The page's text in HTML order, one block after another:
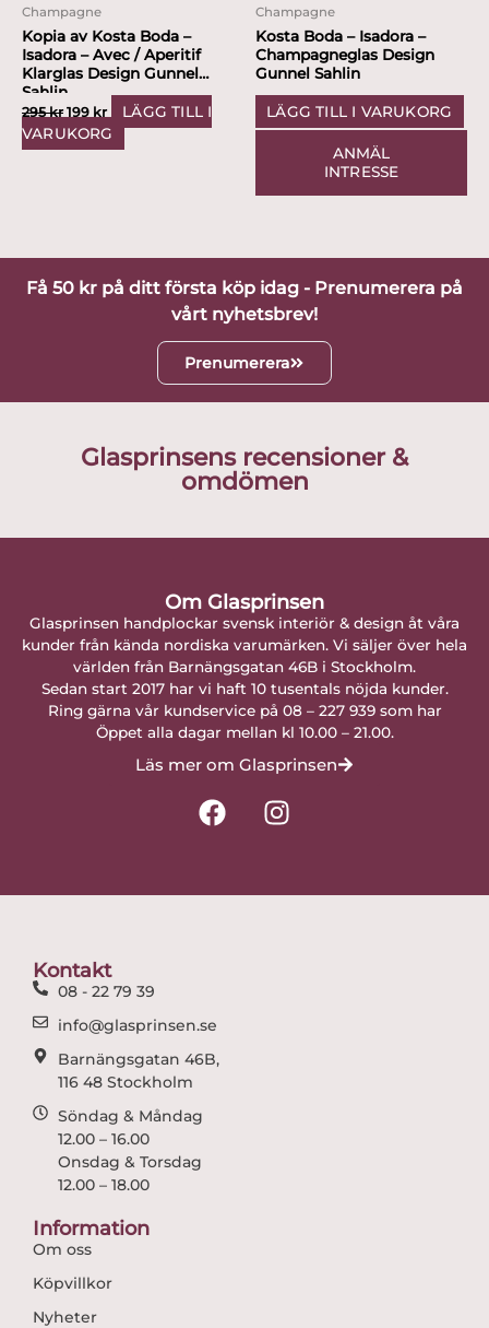
Champagne
Kopia av Kosta Boda –
Isadora – Avec / Aperitif
Klarglas Design Gunnel
Sahlin
295kr 199 kr
LÄGG TILL I
VARUKORG
Champagne
Kosta Boda – Isadora –
Champagneglas Design
Gunnel Sahlin
LÄGG TILL I VARUKORG
ANMÄL
INTRESSE
Få 50 kr på ditt första köp idag - Prenumerera på
vårt nyhetsbrev!
Prenumerera
Glasprinsens recensioner &
omdömen
Om Glasprinsen
Glasprinsen handplockar svensk interiör & design åt våra
kunder från kända nordiska varumärken. Vi säljer över hela
världen från Barnängsgatan 46B i Stockholm.
Sedan start 2017 har vi haft 10 tusentals nöjda kunder.
Ring gärna vår kundservice på 08 – 227 939 som har
Öppet alla dagar mellan kl 10.00 – 21.00.
Läs mer om Glasprinsen
F
a
I
n
Kontakt
08 - 22 79 39
info@glasprinsen.se
Barnängsgatan 46B,
116 48 Stockholm
Söndag & Måndag
12.00 – 16.00
Onsdag & Torsdag
12.00 – 18.00
Information
Om oss
Köpvillkor
Nyheter